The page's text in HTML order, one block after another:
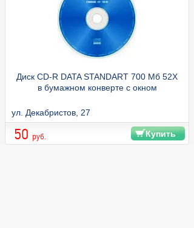
Диск CD-R DATA STANDART 700 Мб 52X
в бумажном конверте с окном
ул. Декабристов, 27
50 руб. Купить